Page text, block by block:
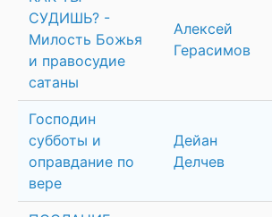
СУДИШЬ? -
Милость Божья
и правосудие
сатаны
Алексей
Герасимов
Господин
субботы и
оправдание по
вере
Дейан
Делчев